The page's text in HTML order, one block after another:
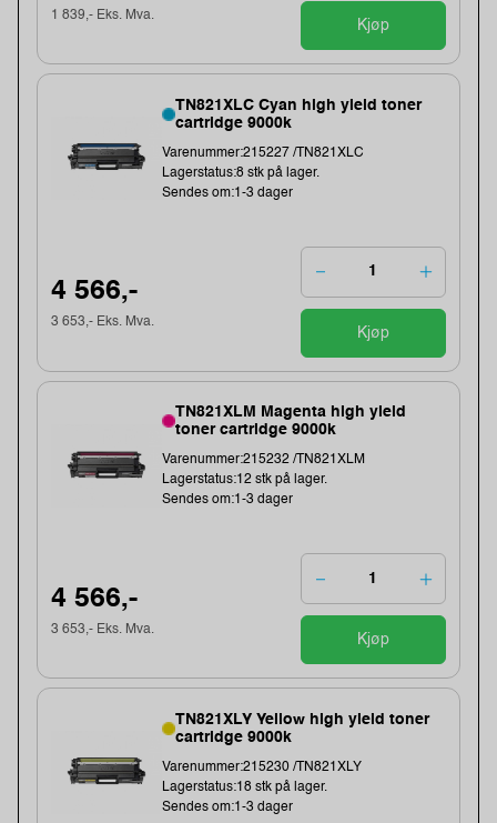
1 839,- Eks. Mva.
Kjøp
TN821XLC Cyan high yield toner
cartridge 9000k
Varenummer:215227 /TN821XLC
Lagerstatus:8 stk på lager.
Sendes om:1-3 dager
4 566,-
3 653,- Eks. Mva.
Kjøp
TN821XLM Magenta high yield
toner cartridge 9000k
Varenummer:215232 /TN821XLM
Lagerstatus:12 stk på lager.
Sendes om:1-3 dager
4 566,-
3 653,- Eks. Mva.
Kjøp
TN821XLY Yellow high yield toner
cartridge 9000k
Varenummer:215230 /TN821XLY
Lagerstatus:18 stk på lager.
Sendes om:1-3 dager